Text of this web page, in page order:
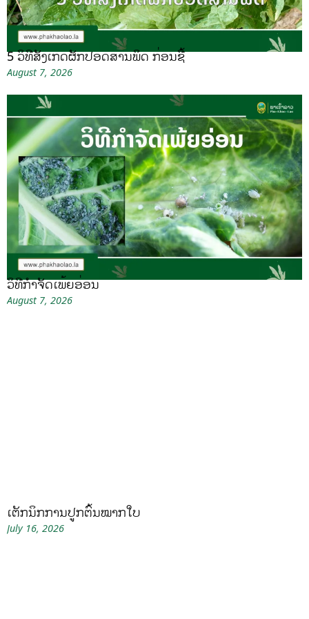
5 ວິທີສັງເກດຜັກປອດສານພິດ ກ່ອນຊື້
August 7, 2026
ວິທີກໍາຈັດເພ້ຍອ່ອນ
August 7, 2026
ເຕັກນິກການປູກຕົ້ນໝາກໃບ
July 16, 2026